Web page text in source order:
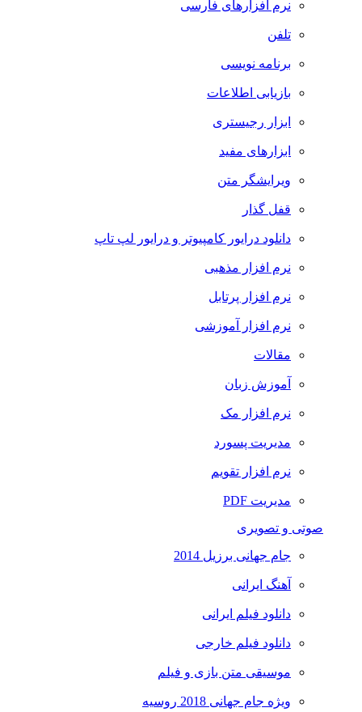
نرم افزارهای فارسی
تلفن
برنامه نویسی
بازیابی اطلاعات
ابزار رجیستری
ابزارهای مفید
ویرایشگر متن
قفل گذار
دانلود درایور کامپیوتر و درایور لپ تاپ
نرم افزار مذهبی
نرم افزار پرتابل
نرم افزار آموزشی
مقالات
آموزش زبان
نرم افزار مک
مدیریت پسورد
نرم افزار تقویم
مدیریت PDF
صوتی و تصویری
جام جهانی برزیل 2014
آهنگ ایرانی
دانلود فیلم ایرانی
دانلود فیلم خارجی
موسیقی متن بازی و فیلم
ویژه جام جهانی 2018 روسیه